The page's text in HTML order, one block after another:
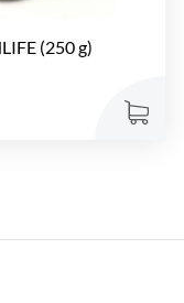
(250 g)